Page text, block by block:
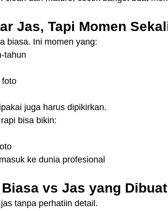
Jas, Tapi Momen
biasa. Ini momen yang:
tahun
foto
juga harus dipikirkan.
bisa bikin:
ke dunia profesional
vs Jas yang
tanpa perhatiin detail.